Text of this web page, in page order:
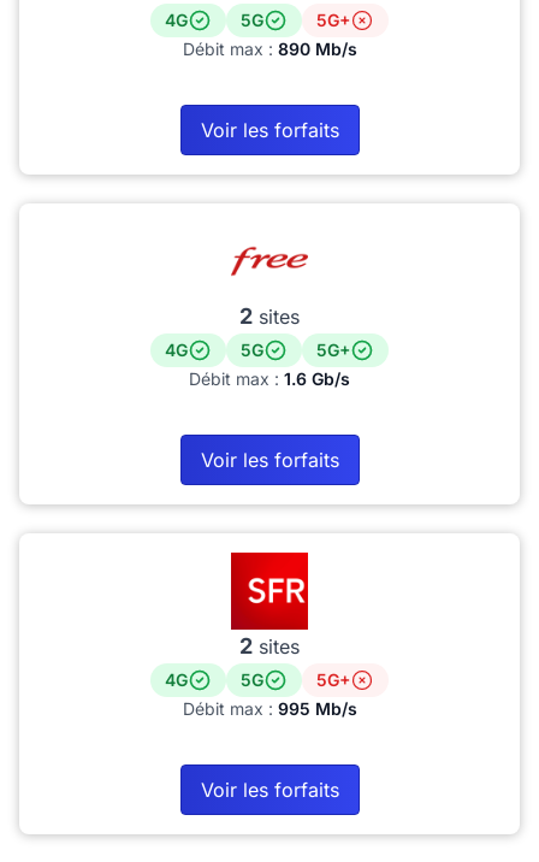
4G 5G
5G+
Débit max : 890 Mb/s
Voir les forfaits
2 sites
4G 5G
5G+
Débit max : 1.6 Gb/s
Voir les forfaits
2 sites
4G 5G
5G+
Débit max : 995 Mb/s
Voir les forfaits